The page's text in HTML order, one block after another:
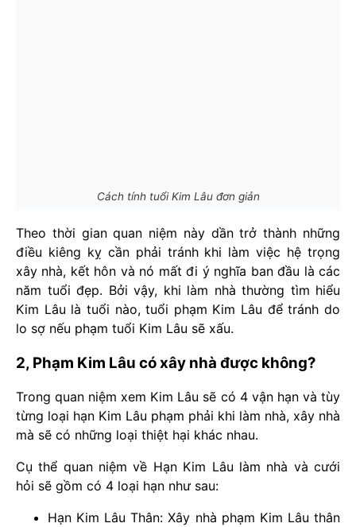
Cách tính tuổi Kim Lâu đơn giản
Theo thời gian quan niệm này dần trở thành những
điều kiêng kỵ cần phải tránh khi làm việc hệ trọng
xây nhà, kết hôn và nó mất đi ý nghĩa ban đầu là các
năm tuổi đẹp. Bởi vậy, khi làm nhà thường tìm hiểu
Kim Lâu là tuổi nào, tuổi phạm Kim Lâu để tránh do
lo sợ nếu phạm tuổi Kim Lâu sẽ xấu.
2, Phạm Kim Lâu có xây nhà được không?
Trong quan niệm xem Kim Lâu sẽ có 4 vận hạn và tùy
từng loại hạn Kim Lâu phạm phải khi làm nhà, xây nhà
mà sẽ có những loại thiệt hại khác nhau.
Cụ thể quan niệm về Hạn Kim Lâu làm nhà và cưới
hỏi sẽ gồm có 4 loại hạn như sau:
Hạn Kim Lâu Thân: Xây nhà phạm Kim Lâu thân